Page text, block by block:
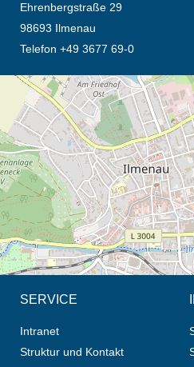
Ehrenbergstraße 29
98693 Ilmenau
Telefon +49 3677 69-0
Öffnet die Anfahrtsbeschreibung in
SERVICE
Intranet
Struktur und Kontakt